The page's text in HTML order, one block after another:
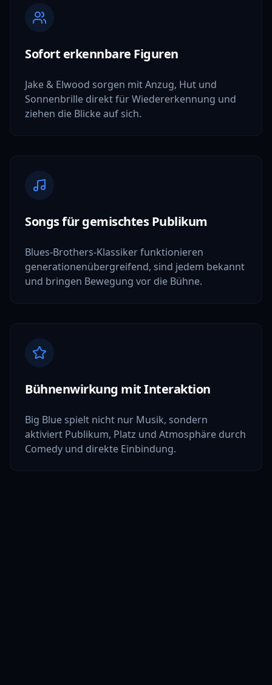
Sofort erkennbare Figuren
Jake & Elwood sorgen mit Anzug, Hut und
Sonnenbrille direkt für Wiedererkennung und
ziehen die Blicke auf sich.
Songs für gemischtes Publikum
Blues-Brothers-Klassiker funktionieren
generationenübergreifend, sind jedem bekannt
und bringen Bewegung vor die Bühne.
Bühnenwirkung mit Interaktion
Big Blue spielt nicht nur Musik, sondern
aktiviert Publikum, Platz und Atmosphäre durch
Comedy und direkte Einbindung.